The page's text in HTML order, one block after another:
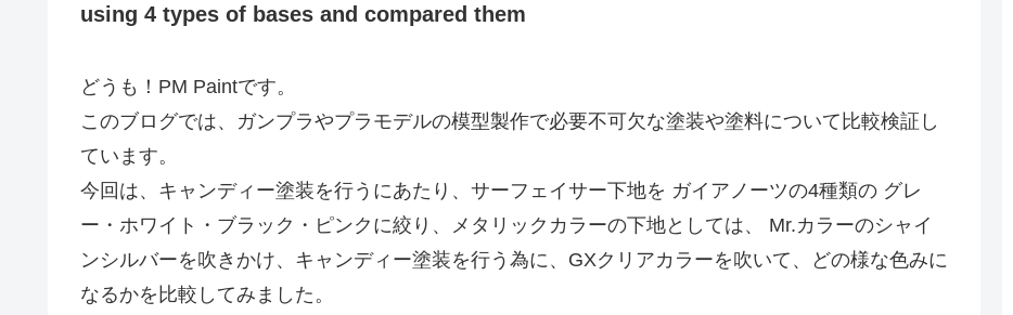
using 4 types of bases and compared them
どうも！PM Paintです。
このブログでは、ガンプラやプラモデルの模型製作で必要不可欠な塗装や塗料について比較検証し
ています。
今回は、キャンディー塗装を行うにあたり、サーフェイサー下地を ガイアノーツの4種類の グレ
ー・ホワイト・ブラック・ピンクに絞り、メタリックカラーの下地としては、 Mr.カラーのシャイ
ンシルバーを吹きかけ、キャンディー塗装を行う為に、GXクリアカラーを吹いて、どの様な色みに
なるかを比較してみました。